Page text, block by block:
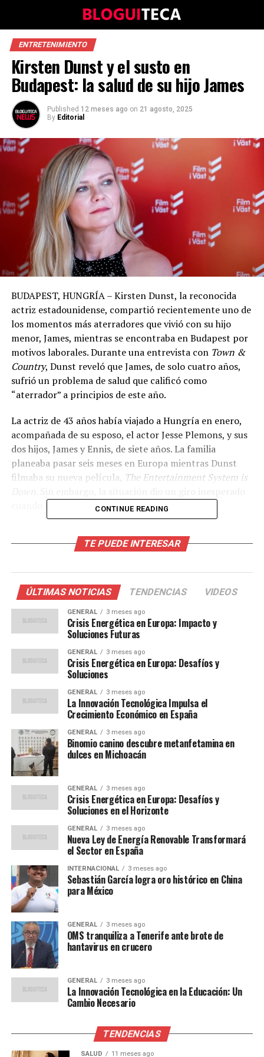
ENTRETENIMIENTO
Kirsten Dunst y el susto en
Budapest: la salud de su hijo James
Published 12 meses ago on 21 agosto, 2025
By Editorial
BUDAPEST, HUNGRÍA – Kirsten Dunst, la reconocida
actriz estadounidense, compartió recientemente uno de
los momentos más aterradores que vivió con su hijo
menor, James, mientras se encontraba en Budapest por
motivos laborales. Durante una entrevista con Town &
Country, Dunst reveló que James, de solo cuatro años,
sufrió un problema de salud que calificó como
“aterrador” a principios de este año.
La actriz de 43 años había viajado a Hungría en enero,
acompañada de su esposo, el actor Jesse Plemons, y sus
dos hijos, James y Ennis, de siete años. La familia
planeaba pasar seis meses en Europa mientras Dunst
filmaba su nueva película, The Entertainment System is
cuando James enfermó repentinamente.
Un giro inesperado en Budapest
Plemons, describió el incidente como una experiencia
angustiante, comparándola con el concepto de la
películaDestino final, donde uno imagina los peores
escenarios posibles. Aunque no entró en detalles sobre
la naturaleza de la enfermedad de James, aseguró que
actualmente se encuentra bien.
“Esa situación nos unió como familia de una forma más
profunda”, afirmó Dunst, destacando cómo el desafío
fortaleció sus lazos familiares. Debido a la gravedad del
momento, Plemons decidió regresar a Los Ángeles con
los niños para contar con el apoyo de su círculo
cercano, mientras Dunst permanecía en Budapest para
concluir las grabaciones.
Impacto en la familia y
lecciones aprendidas
El incidente no solo dejó una huella emocional en la
familia, sino que también les enseñó valiosas lecciones
sobre unión y resiliencia. Según Dunst, prometieron a
James llevarlo de vacaciones a cualquier destino de su
elección una vez recuperado, y el pequeño eligió las
Bahamas, donde la familia planea disfrutar de un viaje
juntos próximamente.
La actriz ha compartido en varias ocasiones el carácter
vivaz de su hijo James, a quien cariñosamente llaman
“Jimmy”. Durante una aparición en
en 2024, Dunst describió a su hijo como un “loco
adorable”, comparándolo con el comediante Chris Farley
Una relación sólida y creativa
CONTINUE READING
TE PUEDE INTERESAR
ÚLTIMAS NOTICIAS TENDENCIAS VIDEOS
GENERAL 3 meses ago
Crisis Energética en Europa: Impacto y
Soluciones Futuras
GENERAL 3 meses ago
Crisis Energética en Europa: Desafíos y
Soluciones
GENERAL 3 meses ago
La Innovación Tecnológica Impulsa el
Crecimiento Económico en España
GENERAL 3 meses ago
Binomio canino descubre metanfetamina en
dulces en Michoacán
GENERAL 3 meses ago
Crisis Energética en Europa: Desafíos y
Soluciones en el Horizonte
GENERAL 3 meses ago
Nueva Ley de Energía Renovable Transformará
el Sector en España
INTERNACIONAL 3 meses ago
Sebastián García logra oro histórico en China
para México
GENERAL 3 meses ago
OMS tranquiliza a Tenerife ante brote de
hantavirus en crucero
GENERAL 3 meses ago
La Innovación Tecnológica en la Educación: Un
Cambio Necesario
TENDENCIAS
SALUD 11 meses ago